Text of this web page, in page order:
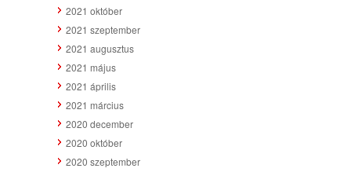
2021 október
2021 szeptember
2021 augusztus
2021 május
2021 április
2021 március
2020 december
2020 október
2020 szeptember